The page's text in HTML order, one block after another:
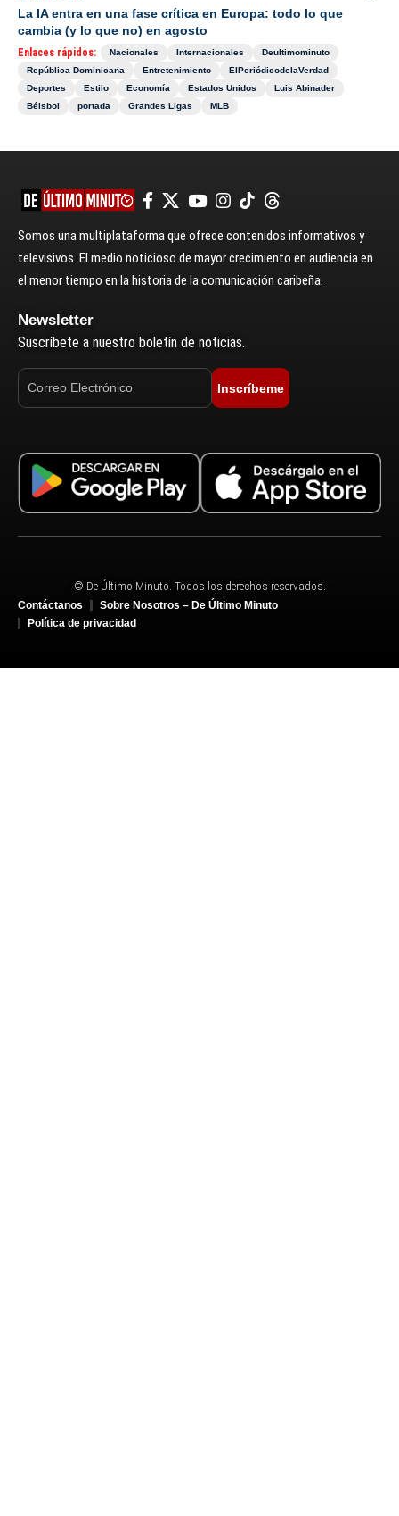
La IA entra en una fase crítica en Europa: todo lo que
cambia (y lo que no) en agosto
Enlaces rápidos: Nacionales Internacionales
Deultimominuto
República Dominicana
Entretenimiento
ElPeriódicodelaVerdad
Deportes
Estilo Economía Estados Unidos
Luis Abinader
Béisbol
portada Grandes Ligas MLB
Somos una multiplataforma que ofrece contenidos informativos y
televisivos. El medio noticioso de mayor crecimiento en audiencia en
el menor tiempo en la historia de la comunicación caribeña.
Newsletter
Suscríbete a nuestro boletín de noticias.
Inscríbeme
© De Último Minuto. Todos los derechos reservados.
Contáctanos
Sobre Nosotros – De Último Minuto
Política de privacidad